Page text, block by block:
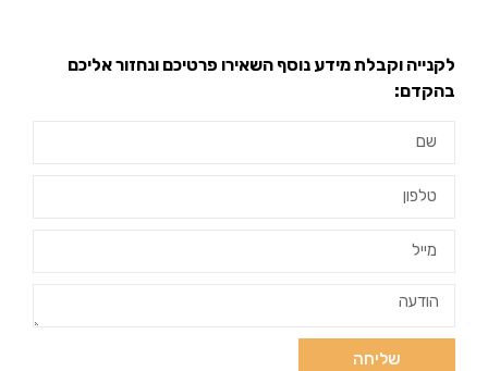
לקנייה וקבלת מידע נוסף השאירו פרטיכם ונחזור אליכם
בהקדם:
שליחה